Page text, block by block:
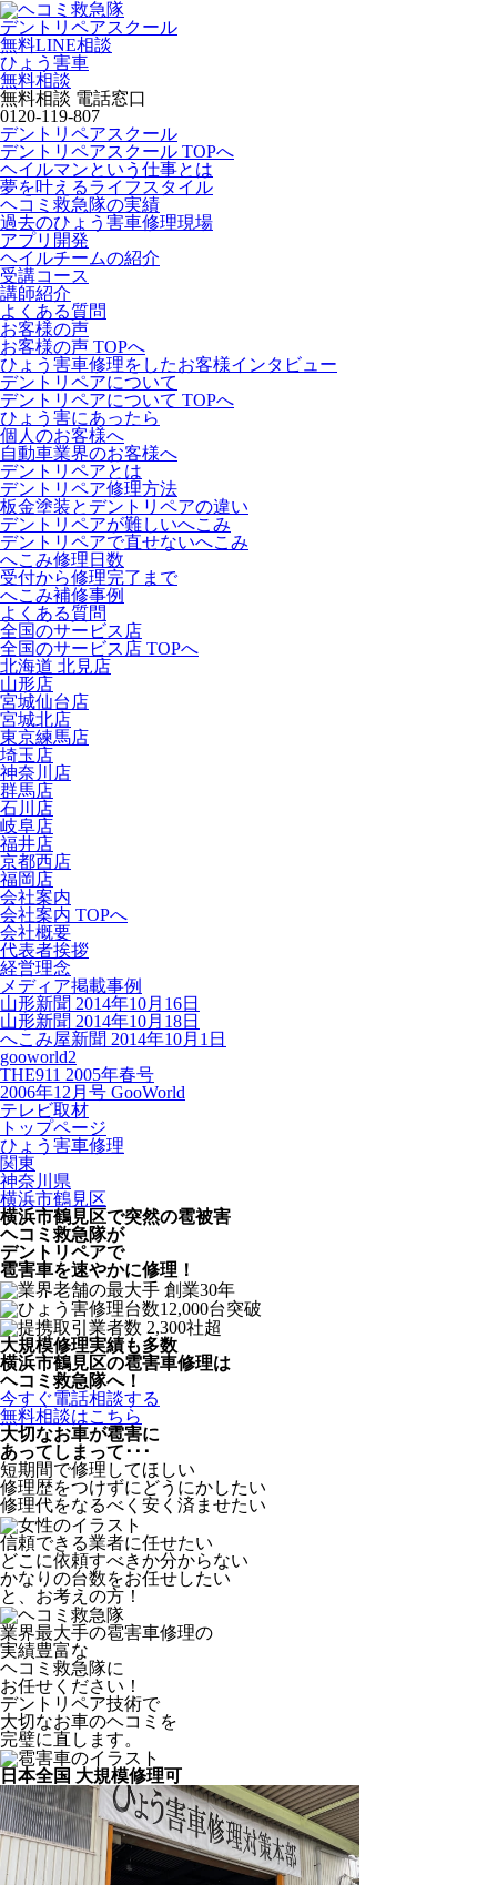
デントリペアスクール
無料LINE相談
ひょう害車
無料相談
無料相談 電話窓口
0120-119-807
デントリペアスクール
デントリペアスクール TOPへ
ヘイルマンという仕事とは
夢を叶えるライフスタイル
ヘコミ救急隊の実績
過去のひょう害車修理現場
アプリ開発
ヘイルチームの紹介
受講コース
講師紹介
よくある質問
お客様の声
お客様の声 TOPへ
ひょう害車修理をしたお客様インタビュー
デントリペアについて
デントリペアについて TOPへ
ひょう害にあったら
個人のお客様へ
自動車業界のお客様へ
デントリペアとは
デントリペア修理方法
板金塗装とデントリペアの違い
デントリペアが難しいへこみ
デントリペアで直せないへこみ
へこみ修理日数
受付から修理完了まで
へこみ補修事例
よくある質問
全国のサービス店
全国のサービス店 TOPへ
北海道 北見店
山形店
宮城仙台店
宮城北店
東京練馬店
埼玉店
神奈川店
群馬店
石川店
岐阜店
福井店
京都西店
福岡店
会社案内
会社案内 TOPへ
会社概要
代表者挨拶
経営理念
メディア掲載事例
山形新聞 2014年10月16日
山形新聞 2014年10月18日
へこみ屋新聞 2014年10月1日
gooworld2
THE911 2005年春号
2006年12月号 GooWorld
テレビ取材
トップページ
ひょう害車修理
関東
神奈川県
横浜市鶴見区
横浜市鶴見区で突然の雹被害
ヘコミ救急隊が
デントリペアで
雹害車を速やかに修理！
大規模修理実績も多数
横浜市鶴見区の雹害車修理は
ヘコミ救急隊へ！
今すぐ電話相談する
無料相談はこちら
大切なお車が雹害に
あってしまって･･･
短期間で修理してほしい
修理歴をつけずにどうにかしたい
修理代をなるべく安く済ませたい
信頼できる業者に任せたい
どこに依頼すべきか分からない
かなりの台数をお任せしたい
と、お考えの方！
業界最大手の雹害車修理の
実績豊富な
ヘコミ救急隊に
お任せください！
デントリペア技術で
大切なお車のヘコミを
完璧に直します。
日本全国 大規模修理可